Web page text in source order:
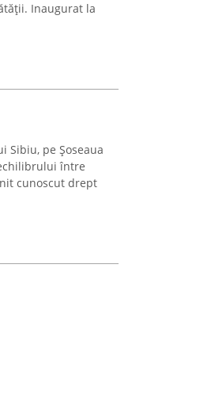
Inaugurat la
Sibiu, pe Șoseaua
între
cunoscut drept